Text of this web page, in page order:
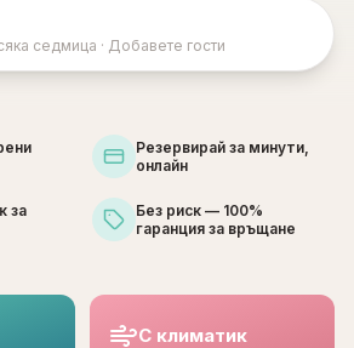
седмица · Добавете гости
Резервирай за минути,
онлайн
за
Без риск — 100%
гаранция за връщане
С климатик